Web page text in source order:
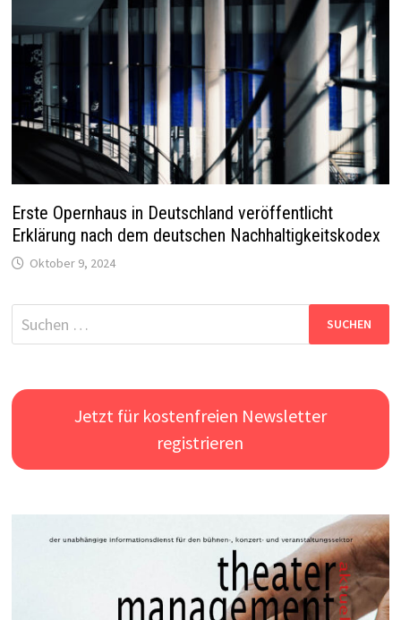
Erste Opernhaus in Deutschland veröffentlicht
Erklärung nach dem deutschen Nachhaltigkeitskodex
Oktober 9, 2024
Suchen
nach:
Jetzt für kostenfreien Newsletter
registrieren